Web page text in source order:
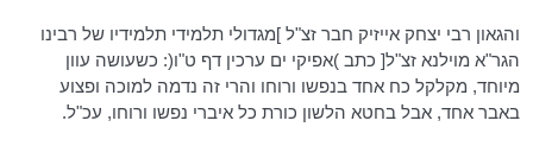
והגאון רבי יצחקאייזיק חבר זצ"ל ]מגדולי תלמידי תלמידיו של רבינו
הגר"א מוילנא זצ"ל[ כתב )אפיקי ים ערכין דף ט"ו(: כשעושה עוון
מיוחד, מקלקל כח אחד בנפשו ורוחו והרי זה נדמה למוכה ופצוע
באבר אחד, אבל בחטא הלשון כורת כל איברי נפשו ורוחו, עכ"ל.